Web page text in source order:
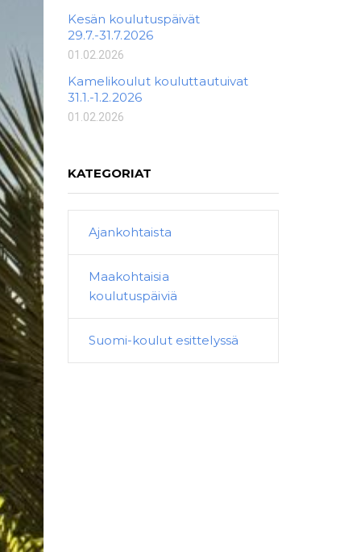
Kesän koulutuspäivät
29.7.-31.7.2026
01.02.2026
Kamelikoulut kouluttautuivat
31.1.-1.2.2026
01.02.2026
KATEGORIAT
Ajankohtaista
Maakohtaisia
koulutuspäiviä
Suomi-koulut esittelyssä